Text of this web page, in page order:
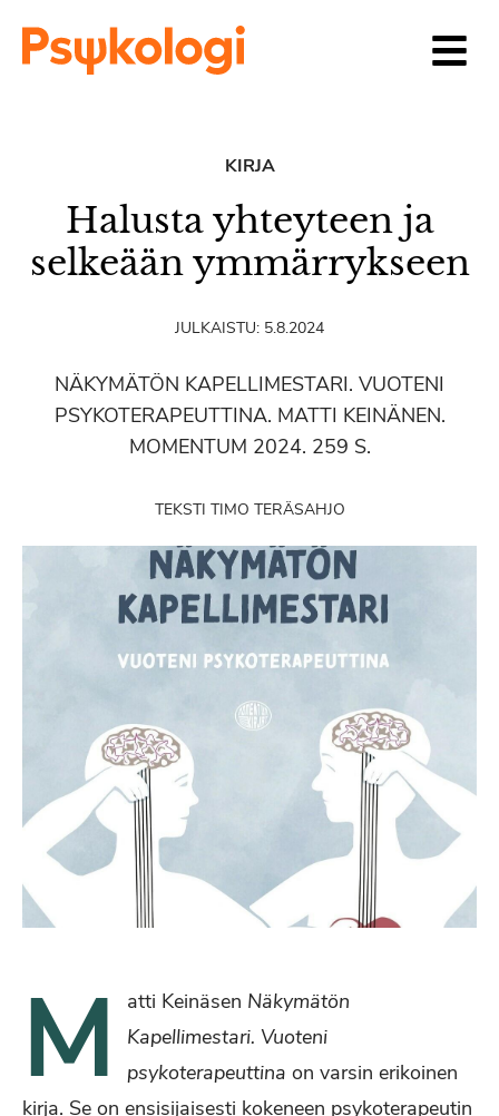
KIRJA
Halusta yhteyteen ja
selkeään ymmärrykseen
JULKAISTU: 5.8.2024
NÄKYMÄTÖN KAPELLIMESTARI. VUOTENI
PSYKOTERAPEUTTINA. MATTI KEINÄNEN.
MOMENTUM 2024. 259 S.
TEKSTI TIMO TERÄSAHJO
M atti Keinäsen Näkymätön
Kapellimestari. Vuoteni
psykoterapeuttina on varsin erikoinen
kirja. Se on ensisijaisesti kokeneen psykoterapeutin